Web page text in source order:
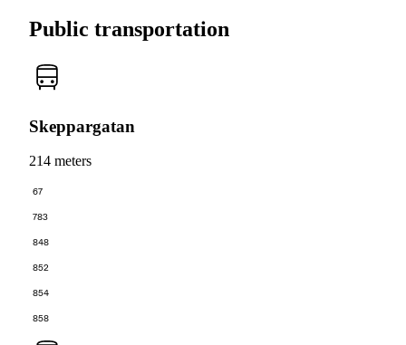
Public transportation
Skeppargatan
214 meters
67
783
848
852
854
858